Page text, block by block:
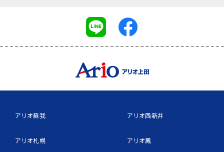
アリオ蘇我
アリオ札幌
アリオ西新井
アリオ鳳